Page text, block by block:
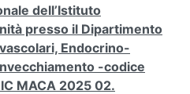
dell’Istituto
presso il Dipartimento
Endocrino-
-codice
MACA 2025 02.